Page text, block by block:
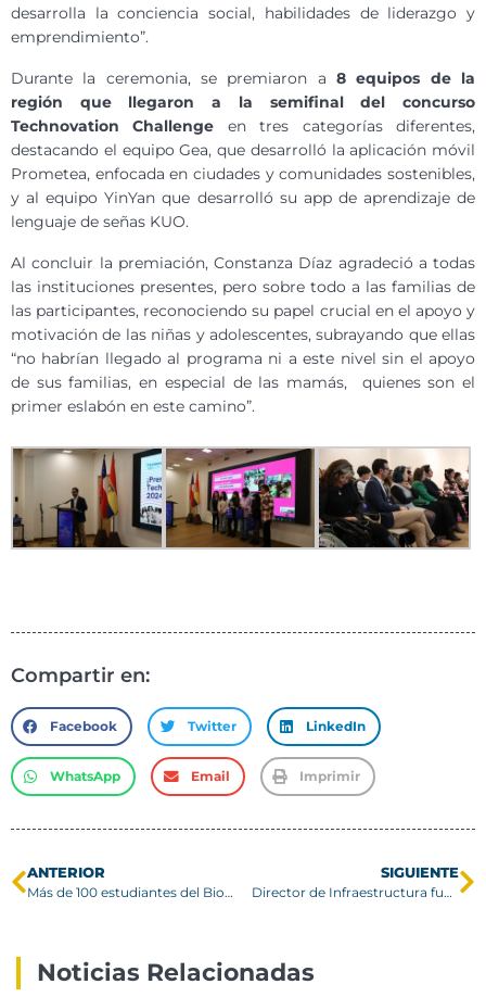
desarrolla la conciencia social, habilidades de liderazgo y
emprendimiento”.
Durante la ceremonia, se premiaron a 8 equipos de la
región que llegaron a la semifinal del concurso
Technovation Challenge en tres categorías diferentes,
destacando el equipo Gea, que desarrolló la aplicación móvil
Prometea, enfocada en ciudades y comunidades sostenibles,
y al equipo YinYan que desarrolló su app de aprendizaje de
lenguaje de señas KUO.
Al concluir la premiación, Constanza Díaz agradeció a todas
las instituciones presentes, pero sobre todo a las familias de
las participantes, reconociendo su papel crucial en el apoyo y
motivación de las niñas y adolescentes, subrayando que ellas
“no habrían llegado al programa ni a este nivel sin el apoyo
de sus familias, en especial de las mamás, quienes son el
primer eslabón en este camino”.
Compartir en:
Facebook Twitter LinkedIn
WhatsApp Email Imprimir
ANTERIOR
Más de 100 estudiantes del Biobío participan en innovador programa STEM
SIGUIENTE
Director de Infraestructura fue invitado como conferencista a Encuentro de Universidades Estatales de Colombia
Noticias Relacionadas